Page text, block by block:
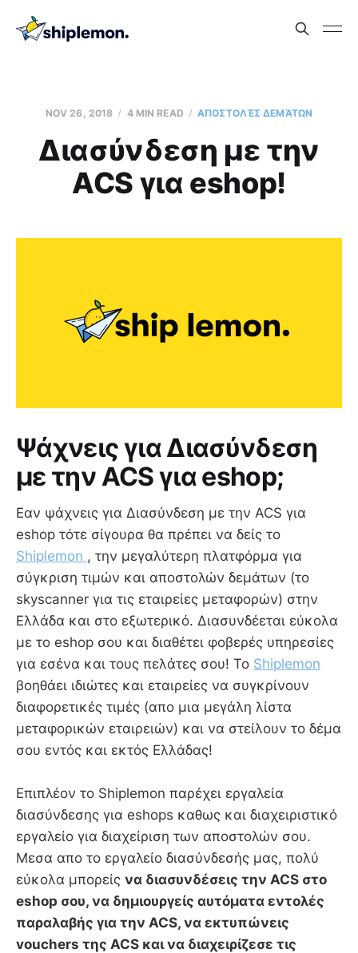
NOV 26, 2018 4 MIN READ AΠΟΣΤΟΛΈΣ ΔΕΜΆΤΩΝ
Διασύνδεση με την
ACS για eshop!
Ψάχνεις για Διασύνδεση
με την ACS για eshop;
Εαν ψάχνεις για Διασύνδεση με την ACS για
eshop τότε σίγουρα θα πρέπει να δείς το
Shiplemon , την μεγαλύτερη πλατφόρμα για
σύγκριση τιμών και αποστολών δεμάτων (το
skyscanner για τις εταιρείες μεταφορών) στην
Ελλάδα και στο εξωτερικό. Διασυνδέεται εύκολα
με το eshop σου και διαθέτει φοβερές υπηρεσίες
για εσένα και τους πελάτες σου! Το Shiplemon
βοηθάει ιδιώτες και εταιρείες να συγκρίνουν
διαφορετικές τιμές (απο μια μεγάλη λίστα
μεταφορικών εταιρειών) και να στείλουν το δέμα
σου εντός και εκτός Ελλάδας!
Επιπλέον το Shiplemon παρέχει εργαλεία
διασύνδεσης για eshops καθως και διαχειριστικό
εργαλείο για διαχείριση των αποστολών σου.
Μεσα απο το εργαλείο διασύνδεσής μας, πολύ
εύκολα μπορείς να διασυνδέσεις την ACS στο
eshop σου, να δημιουργείς αυτόματα εντολές
παραλαβής για την ACS, να εκτυπώνεις
vouchers της ACS και να διαχειρίζεσε τις